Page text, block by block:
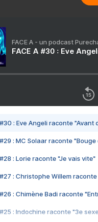
FACE A - un podcast
FACE A #30 : Eve
#30 : Eve Angeli raconte "Avant
#29 : MC Solaar raconte "Bouge
#28 : Lorie raconte "Je vais vite"
#27 : Christophe Willem
#26 : Chimène Badi raconte
#25 : Indochine raconte "3e